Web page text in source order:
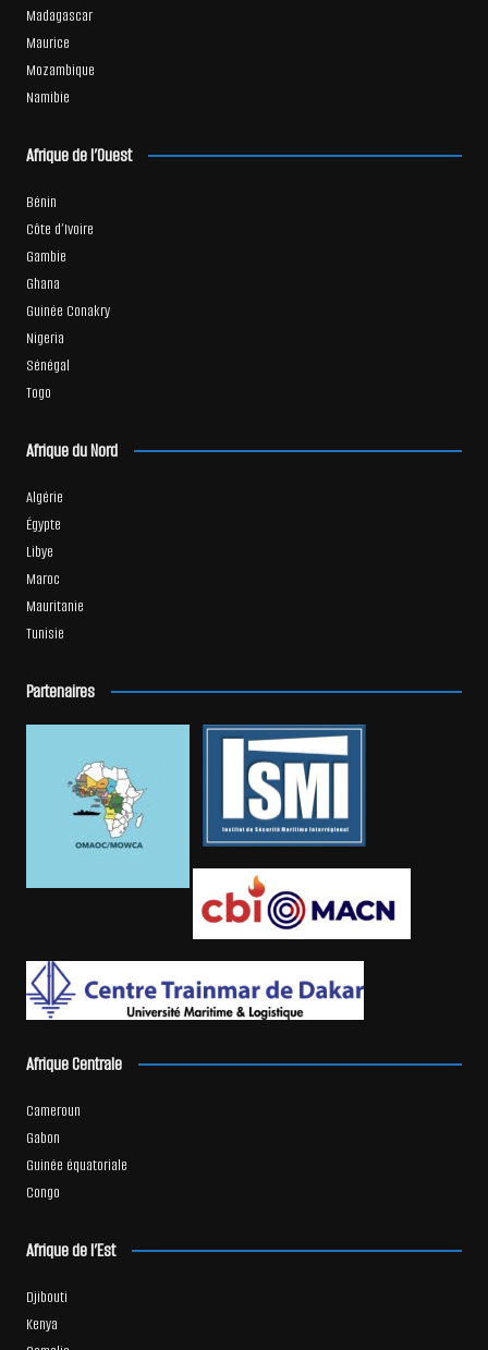
Madagascar
Maurice
Mozambique
Namibie
Afrique de l’Ouest
Bénin
Côte d’Ivoire
Gambie
Ghana
Guinée Conakry
Nigeria
Sénégal
Togo
Afrique du Nord
Algérie
Égypte
Libye
Maroc
Mauritanie
Tunisie
Partenaires
Afrique Centrale
Cameroun
Gabon
Guinée équatoriale
Congo
Afrique de l’Est
Djibouti
Kenya